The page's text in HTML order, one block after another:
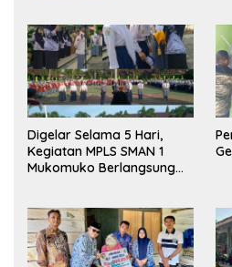
Digelar Selama 5 Hari,
Kegiatan MPLS SMAN 1
Mukomuko Berlangsung